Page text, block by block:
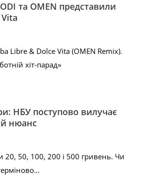
та OMEN представили
Libre & Dolce Vita (OMEN Remix).
хіт-парад»
НБУ поступово вилучає
нюанс
20, 50, 100, 200 і 500 гривень. Чи